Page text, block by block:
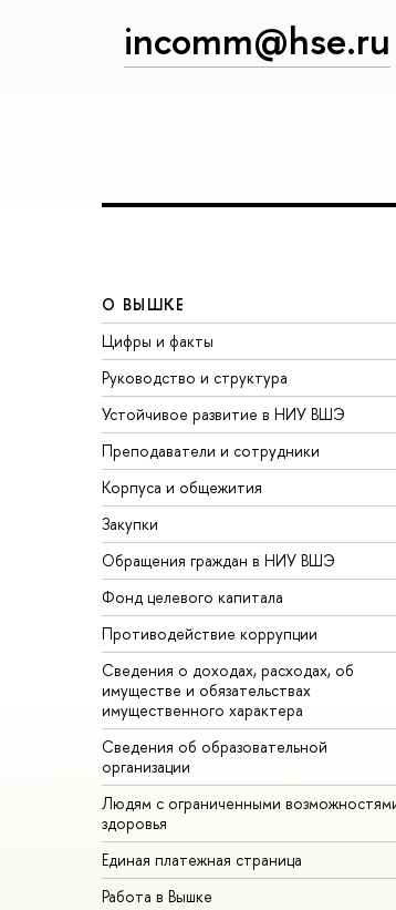
incomm@hse.ru
О ВЫШКЕ
Цифры и факты
Руководство и структура
Устойчивое развитие в НИУ ВШЭ
Преподаватели и сотрудники
Корпуса и общежития
Закупки
Обращения граждан в НИУ ВШЭ
Фонд целевого капитала
Противодействие коррупции
Сведения о доходах, расходах, об
имуществе и обязательствах
имущественного характера
Сведения об образовательной
организации
Людям с ограниченными
здоровья
Единая платежная страница
Работа в Вышке